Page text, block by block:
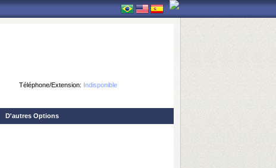
Téléphone/Extension: Indisponible
D'autres Options